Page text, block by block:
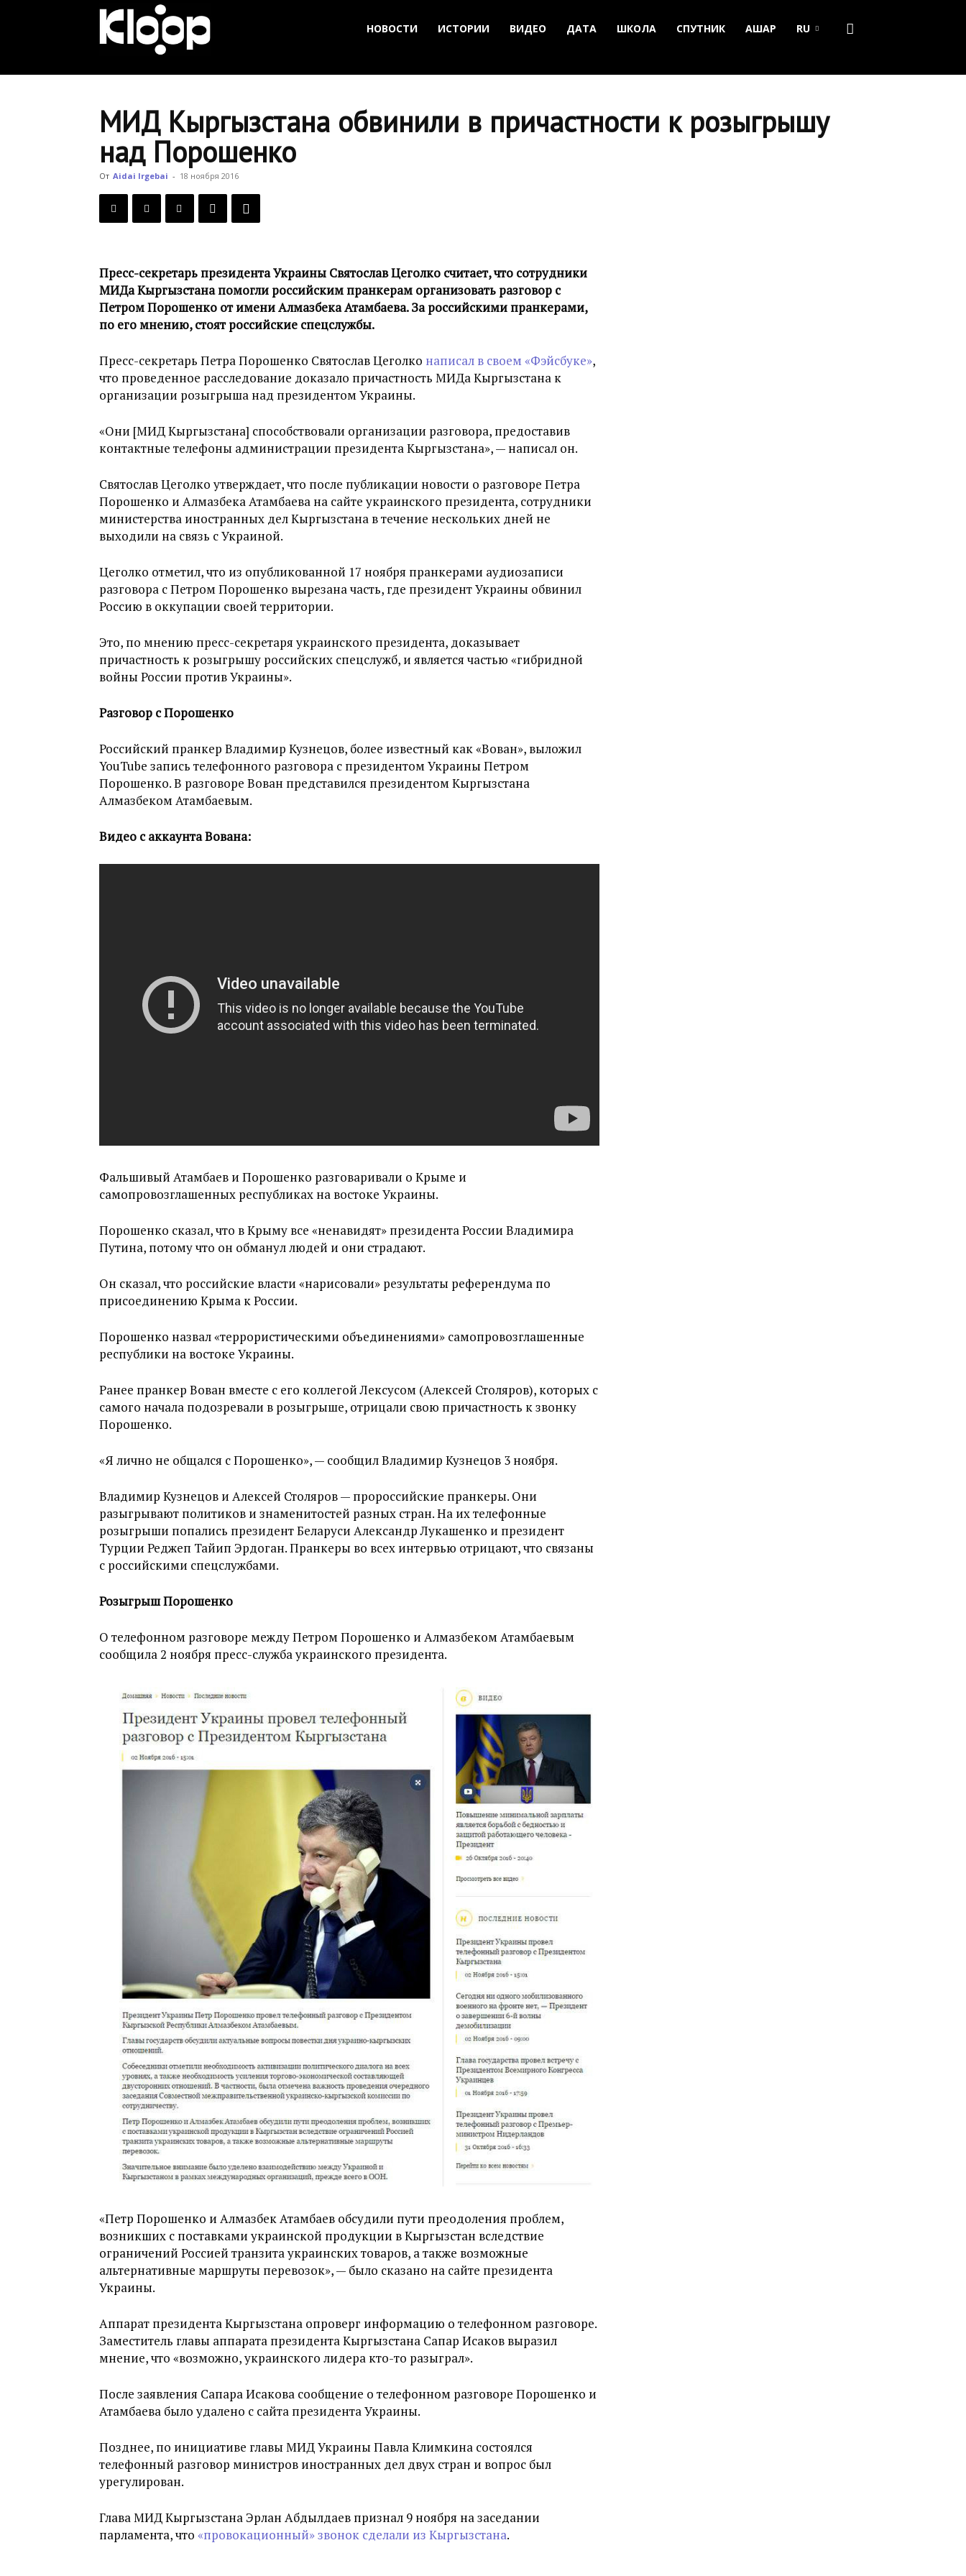
Новости
Кыргызстана
НОВОСТИ ИСТОРИИ ВИДЕО ДАТА ШКОЛА СПУТНИК АШАР RU
МИД Кыргызстана обвинили в причастности к розыгрышу
над Порошенко
От Aidai Irgebai - 18 ноября 2016
Пресс-секретарь президента Украины Святослав Цеголко считает, что сотрудники
МИДа Кыргызстана помогли российским пранкерам организовать разговор с
Петром Порошенко от имени Алмазбека Атамбаева. За российскими пранкерами,
по его мнению, стоят российские спецслужбы.
Пресс-секретарь Петра Порошенко Святослав Цеголко написал в своем «Фэйсбуке»,
что проведенное расследование доказало причастность МИДа Кыргызстана к
организации розыгрыша над президентом Украины.
«Они [МИД Кыргызстана] способствовали организации разговора, предоставив
контактные телефоны администрации президента Кыргызстана», — написал он.
Святослав Цеголко утверждает, что после публикации новости о разговоре Петра
Порошенко и Алмазбека Атамбаева на сайте украинского президента, сотрудники
министерства иностранных дел Кыргызстана в течение нескольких дней не
выходили на связь с Украиной.
Цеголко отметил, что из опубликованной 17 ноября пранкерами аудиозаписи
разговора с Петром Порошенко вырезана часть, где президент Украины обвинил
Россию в оккупации своей территории.
Это, по мнению пресс-секретаря украинского президента, доказывает
причастность к розыгрышу российских спецслужб, и является частью «гибридной
войны России против Украины».
Разговор с Порошенко
Российский пранкер Владимир Кузнецов, более известный как «Вован», выложил
YouTube запись телефонного разговора с президентом Украины Петром
Порошенко. В разговоре Вован представился президентом Кыргызстана
Алмазбеком Атамбаевым.
Видео с аккаунта Вована:
Фальшивый Атамбаев и Порошенко разговаривали о Крыме и
самопровозглашенных республиках на востоке Украины.
Порошенко сказал, что в Крыму все «ненавидят» президента России Владимира
Путина, потому что он обманул людей и они страдают.
Он сказал, что российские власти «нарисовали» результаты референдума по
присоединению Крыма к России.
Порошенко назвал «террористическими объединениями» самопровозглашенные
республики на востоке Украины.
Ранее пранкер Вован вместе с его коллегой Лексусом (Алексей Столяров), которых с
самого начала подозревали в розыгрыше, отрицали свою причастность к звонку
Порошенко.
«Я лично не общался с Порошенко», — сообщил Владимир Кузнецов 3 ноября.
Владимир Кузнецов и Алексей Столяров — пророссийские пранкеры. Они
разыгрывают политиков и знаменитостей разных стран. На их телефонные
розыгрыши попались президент Беларуси Александр Лукашенко и президент
Турции Реджеп Тайип Эрдоган. Пранкеры во всех интервью отрицают, что связаны
с российскими спецслужбами.
Розыгрыш Порошенко
О телефонном разговоре между Петром Порошенко и Алмазбеком Атамбаевым
сообщила 2 ноября пресс-служба украинского президента.
«Петр Порошенко и Алмазбек Атамбаев обсудили пути преодоления проблем,
возникших с поставками украинской продукции в Кыргызстан вследствие
ограничений Россией транзита украинских товаров, а также возможные
альтернативные маршруты перевозок», — было сказано на сайте президента
Украины.
Аппарат президента Кыргызстана опроверг информацию о телефонном разговоре.
Заместитель главы аппарата президента Кыргызстана Сапар Исаков выразил
мнение, что «возможно, украинского лидера кто-то разыграл».
После заявления Сапара Исакова сообщение о телефонном разговоре Порошенко и
Атамбаева было удалено с сайта президента Украины.
Позднее, по инициативе главы МИД Украины Павла Климкина состоялся
телефонный разговор министров иностранных дел двух стран и вопрос был
урегулирован.
Глава МИД Кыргызстана Эрлан Абдылдаев признал 9 ноября на заседании
парламента, что «провокационный» звонок сделали из Кыргызстана.